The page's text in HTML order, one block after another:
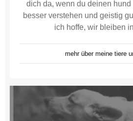
dich da, wenn du deinen
besser verstehen und geistig
ich hoffe, wir bleiben
mehr über meine tiere